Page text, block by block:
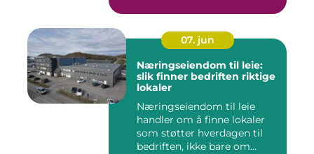
07. jun
Næringseiendom til leie:
slik finner bedriften riktige
lokaler
Næringseiendom til leie
handler om å finne lokaler
som støtter hverdagen til
bedriften, ikke bare om...